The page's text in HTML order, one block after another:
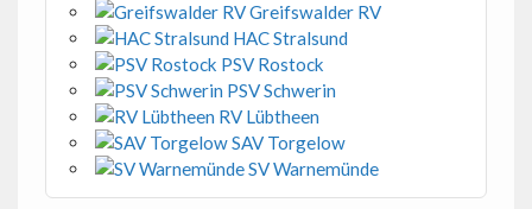
Greifswalder RV
HAC Stralsund
PSV Rostock
PSV Schwerin
RV Lübtheen
SAV Torgelow
SV Warnemünde